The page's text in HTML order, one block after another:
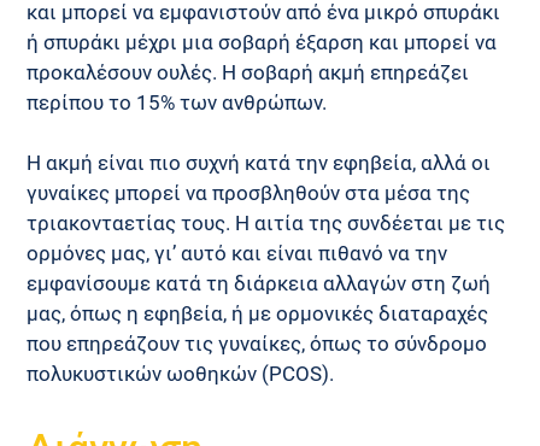
και μπορεί να εμφανιστούν από ένα μικρό σπυράκι
ή σπυράκι μέχρι μια σοβαρή έξαρση και μπορεί να
προκαλέσουν ουλές. Η σοβαρή ακμή επηρεάζει
περίπου το 15% των ανθρώπων.
Η ακμή είναι πιο συχνή κατά την εφηβεία, αλλά οι
γυναίκες μπορεί να προσβληθούν στα μέσα της
τριακονταετίας τους. Η αιτία της συνδέεται με τις
ορμόνες μας, γι’ αυτό και είναι πιθανό να την
εμφανίσουμε κατά τη διάρκεια αλλαγών στη ζωή
μας, όπως η εφηβεία, ή με ορμονικές διαταραχές
που επηρεάζουν τις γυναίκες, όπως το σύνδρομο
πολυκυστικών ωοθηκών (PCOS).